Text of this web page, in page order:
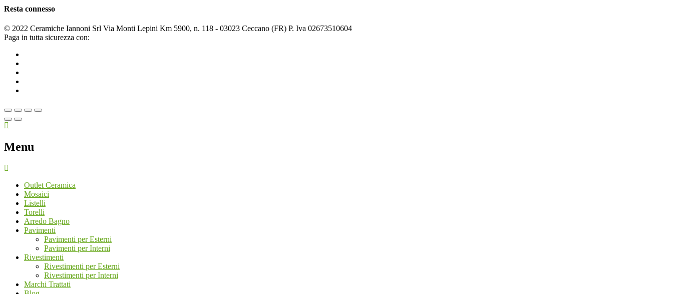
Resta connesso
© 2022 Ceramiche Iannoni Srl Via Monti Lepini Km 5900, n. 118 - 03023 Ceccano (FR) P. Iva 02673510604
Paga in tutta sicurezza con:
Menu
Outlet Ceramica
Mosaici
Listelli
Torelli
Arredo Bagno
Pavimenti
Pavimenti per Esterni
Pavimenti per Interni
Rivestimenti
Rivestimenti per Esterni
Rivestimenti per Interni
Marchi Trattati